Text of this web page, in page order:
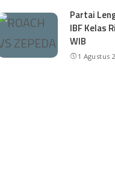
Partai
IBF Kelas
WIB
1 Agustus